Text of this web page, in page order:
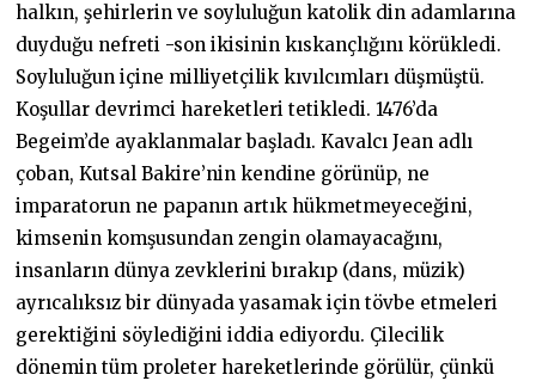
halkın, şehirlerin ve soyluluğun katolik din adamlarına
duyduğu nefreti -son ikisinin kıskançlığını körükledi.
Soyluluğun içine milliyetçilik kıvılcımları düşmüştü.
Koşullar devrimci hareketleri tetikledi. 1476’da
Begeim’de ayaklanmalar başladı. Kavalcı Jean adlı
çoban, Kutsal Bakire’nin kendine görünüp, ne
imparatorun ne papanın artık hükmetmeyeceğini,
kimsenin komşusundan zengin olamayacağını,
insanların dünya zevklerini bırakıp (dans, müzik)
ayrıcalıksız bir dünyada yasamak için tövbe etmeleri
gerektiğini söylediğini iddia ediyordu. Çilecilik
dönemin tüm proleter hareketlerinde görülür, çünkü